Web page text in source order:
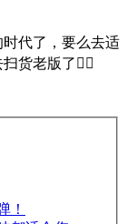
代了，要么去适
货老版了🤦‍♀️
！